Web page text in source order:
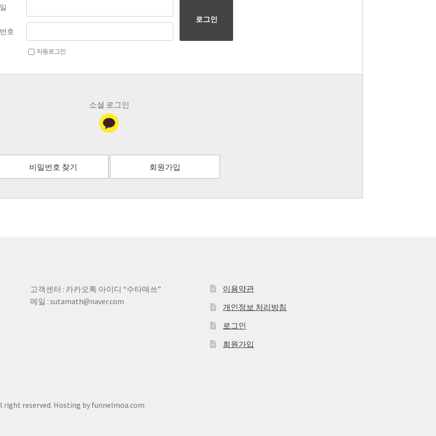
호
자동로그인
로그인
소셜 로그인
비밀번호 찾기 회원가입
고객센터 : 카카오톡 아이디 “수타매쓰”
메일 : sutamath@naver.com
이용약관
개인정보 처리방침
로그인
회원가입
reserved. Hosting by funnelmoa.com